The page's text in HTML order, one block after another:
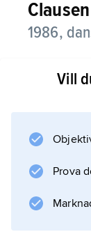
Clausen
1986,
det
hon
Académie
Vill
Prova